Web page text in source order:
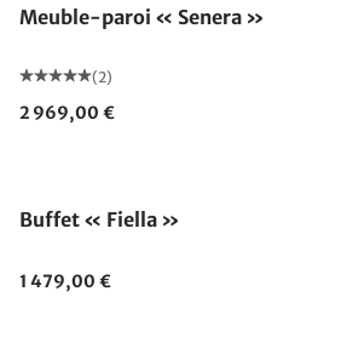
Meuble-paroi « Senera »
(2)
2 969,00 €
Buffet « Fiella »
1 479,00 €